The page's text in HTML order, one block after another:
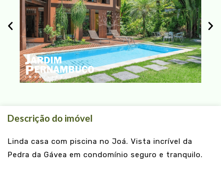
Descrição do imóvel
Linda casa com piscina no Joá. Vista incrível da
Pedra da Gávea em condomínio seguro e tranquilo.